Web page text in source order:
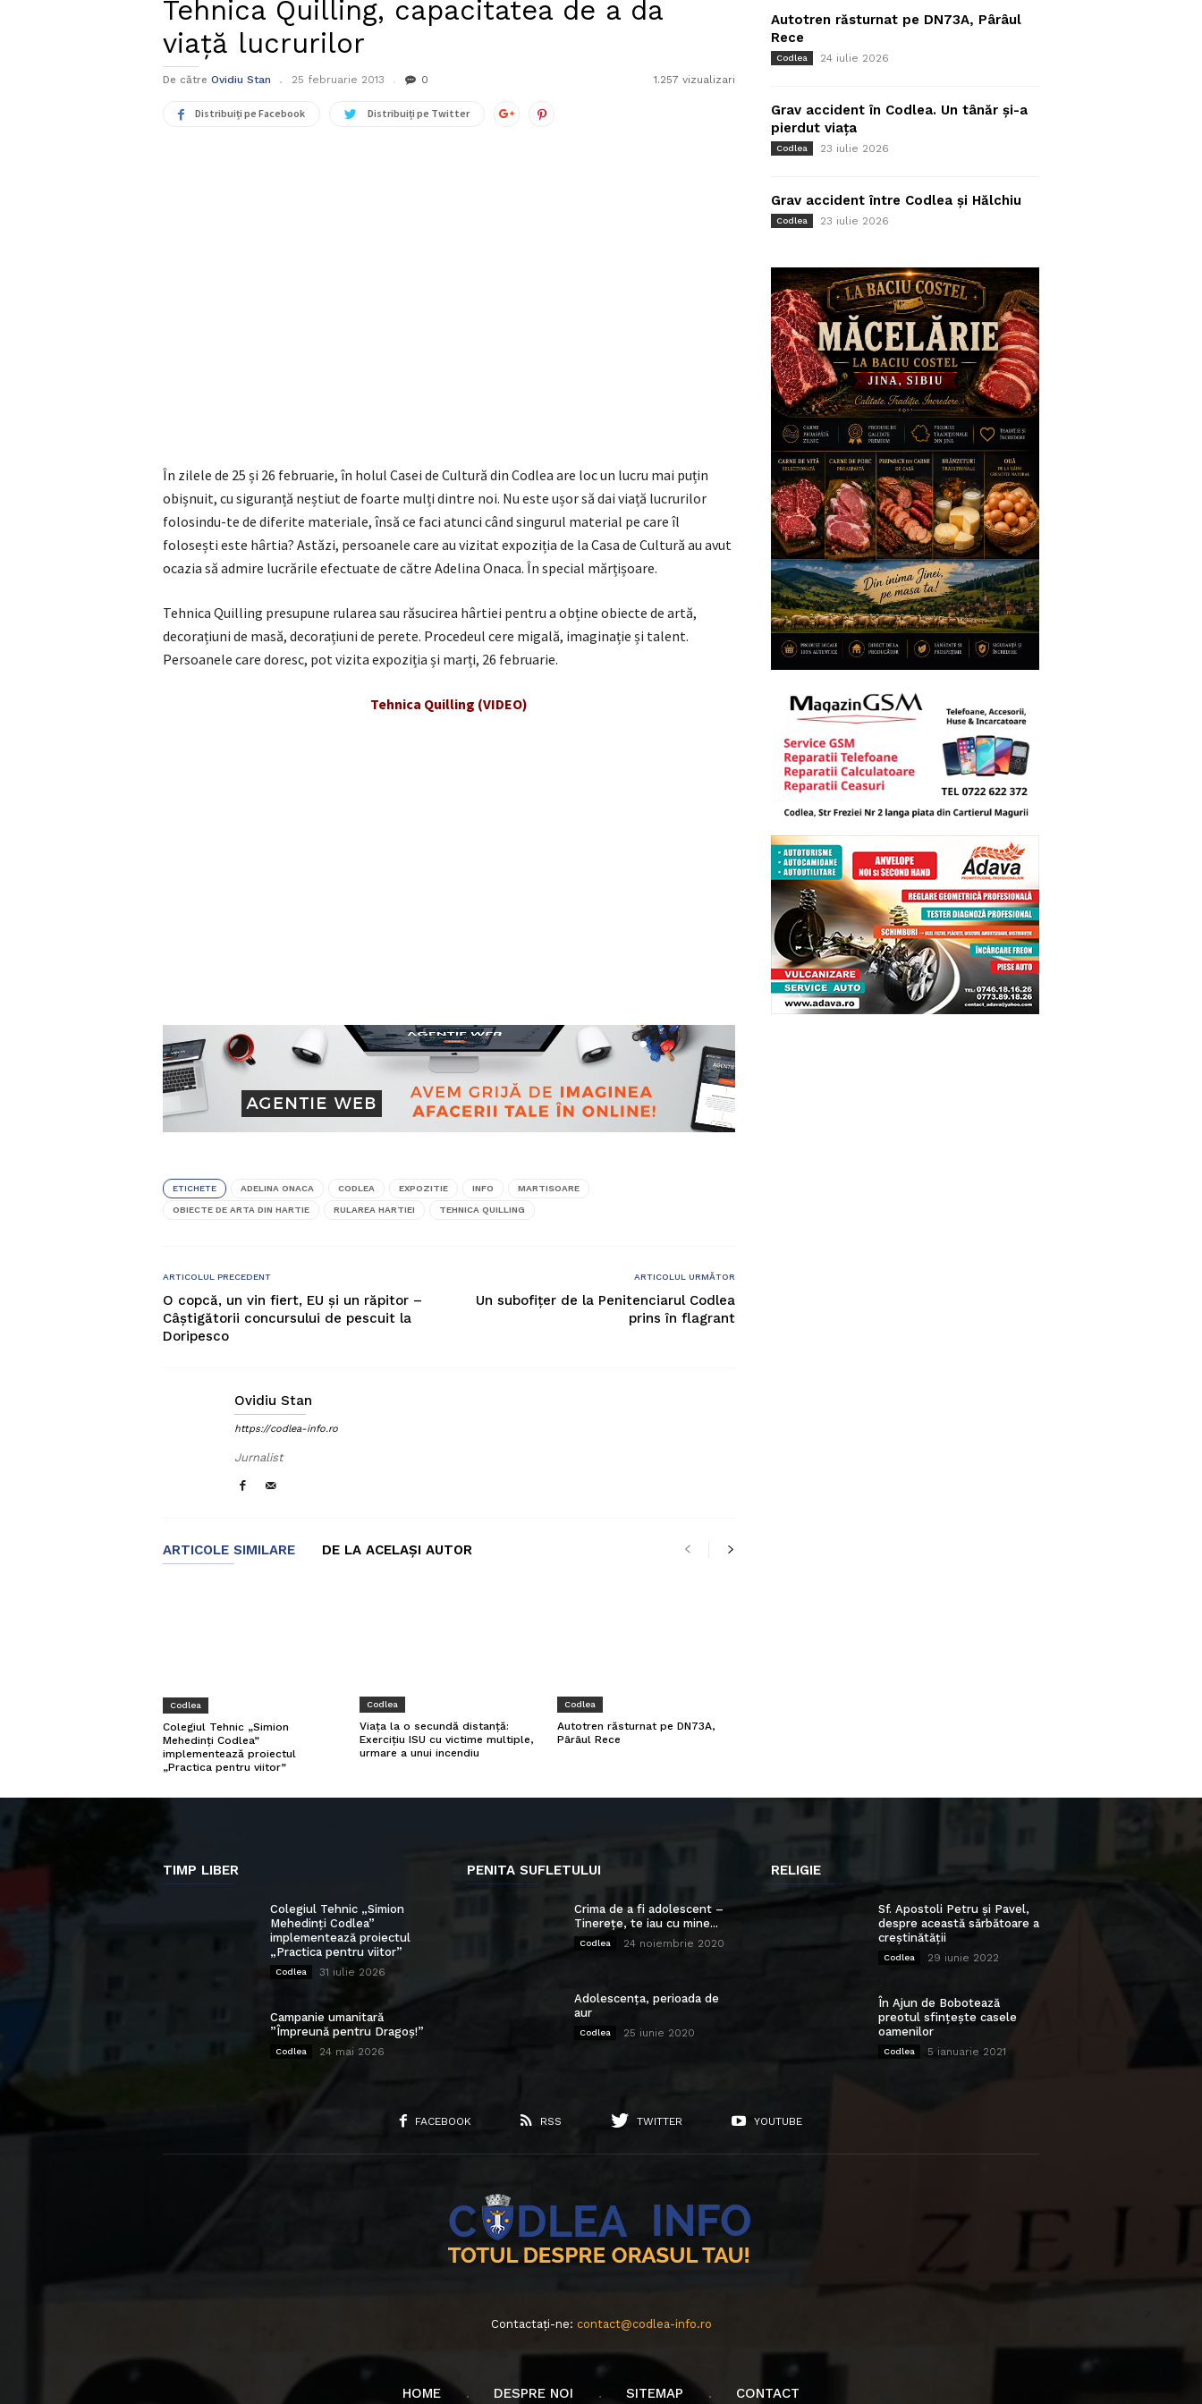
Tehnica Quilling, capacitatea de a da
viață lucrurilor
De către Ovidiu Stan 25 februarie 2013 0 1.257 vizualizari
Distribuiți pe Facebook Distribuiți pe Twitter
În zilele de 25 și 26 februarie, în holul Casei de Cultură din Codlea are loc un lucru mai puțin
obișnuit, cu siguranță neștiut de foarte mulți dintre noi. Nu este ușor să dai viață lucrurilor
folosindu-te de diferite materiale, însă ce faci atunci când singurul material pe care îl
folosești este hârtia? Astăzi, persoanele care au vizitat expoziția de la Casa de Cultură au avut
ocazia să admire lucrările efectuate de către Adelina Onaca. În special mărțișoare.
Tehnica Quilling presupune rularea sau răsucirea hârtiei pentru a obține obiecte de artă,
decorațiuni de masă, decorațiuni de perete. Procedeul cere migală, imaginație și talent.
Persoanele care doresc, pot vizita expoziția și marți, 26 februarie.
Tehnica Quilling (VIDEO)
ETICHETE ADELINA ONACA CODLEA EXPOZITIE INFO MARTISOARE
OBIECTE DE ARTA DIN HARTIE RULAREA HARTIEI TEHNICA QUILLING
ARTICOLUL PRECEDENT
O copcă, un vin fiert, EU și un răpitor –
Câștigătorii concursului de pescuit la
Doripesco
ARTICOLUL URMĂTOR
Un subofițer de la Penitenciarul Codlea
prins în flagrant
Ovidiu Stan
https://codlea-info.ro
Jurnalist
ARTICOLE SIMILARE DE LA ACELAȘI AUTOR
Codlea
Colegiul Tehnic „Simion
Mehedinți Codlea”
implementează proiectul
„Practica pentru viitor”
Codlea
Viața la o secundă distanță:
Exercițiu ISU cu victime multiple,
urmare a unui incendiu
Codlea
Autotren răsturnat pe DN73A,
Pârâul Rece
Autotren răsturnat pe DN73A, Pârâul
Rece
Codlea 24 iulie 2026
Grav accident în Codlea. Un tânăr și-a
pierdut viața
Codlea 23 iulie 2026
Grav accident între Codlea și Hălchiu
Codlea 23 iulie 2026
TIMP LIBER
Colegiul Tehnic „Simion
Mehedinți Codlea”
implementează proiectul
„Practica pentru viitor”
Codlea 31 iulie 2026
Campanie umanitară
”Împreună pentru Dragoș!”
Codlea 24 mai 2026
PENITA SUFLETULUI
Crima de a fi adolescent –
Tinerețe, te iau cu mine...
Codlea 24 noiembrie 2020
Adolescența, perioada de
aur
Codlea 25 iunie 2020
RELIGIE
Sf. Apostoli Petru și Pavel,
despre această sărbătoare a
creștinătății
Codlea 29 iunie 2022
În Ajun de Bobotează
preotul sfințește casele
oamenilor
Codlea 5 ianuarie 2021
FACEBOOK RSS TWITTER YOUTUBE
Contactați-ne: contact@codlea-info.ro
HOME DESPRE NOI SITEMAP CONTACT